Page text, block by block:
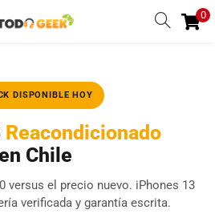
0
DISPONIBLE HOY
Reacondicionado
Chile
versus el precio nuevo. iPhones 13
verificada y garantía escrita.
REGISTRARSE
to login.